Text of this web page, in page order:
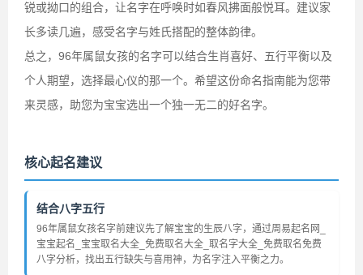
锐或拗口的组合，让名字在呼唤时如春风拂面般悦耳。建议家
长多读几遍，感受名字与姓氏搭配的整体韵律。
总之，96年属鼠女孩的名字可以结合生肖喜好、五行平衡以及
个人期望，选择最心仪的那一个。希望这份命名指南能为您带
来灵感，助您为宝宝选出一个独一无二的好名字。
核心起名建议
结合八字五行
96年属鼠女孩名字前建议先了解宝宝的生辰八字，通过周易起名网_
宝宝起名_宝宝取名大全_免费取名大全_取名字大全_免费取名免费
八字分析，找出五行缺失与喜用神，为名字注入平衡之力。